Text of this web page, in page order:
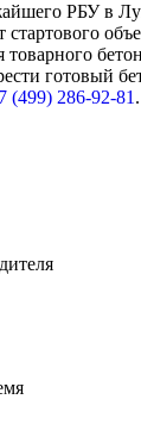
РБУ в
готовый
(499) 286-92-81 .